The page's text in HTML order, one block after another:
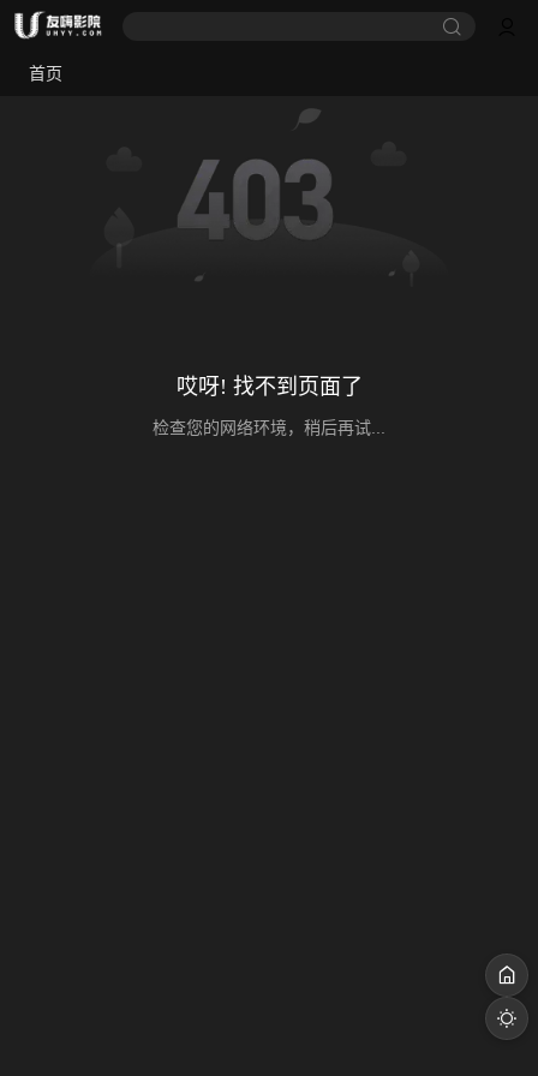
首页
哎呀! 找不到页面了
检查您的网络环境，稍后再试...